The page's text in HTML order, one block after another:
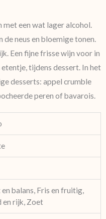
met een wat lager alcohol.
neus en bloemige tonen.
Een fijne frisse wijn voor in
tijdens dessert. In het
desserts: appel crumble
peren of bavarois.
balans, Fris en fruitig,
en rijk, Zoet